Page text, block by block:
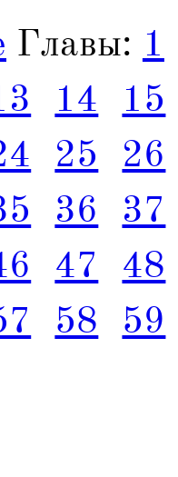
Главы: 1
14
15
25
26
36
37
47
48
58
59